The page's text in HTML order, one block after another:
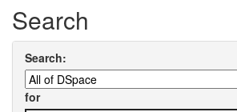
Search
Search:
for